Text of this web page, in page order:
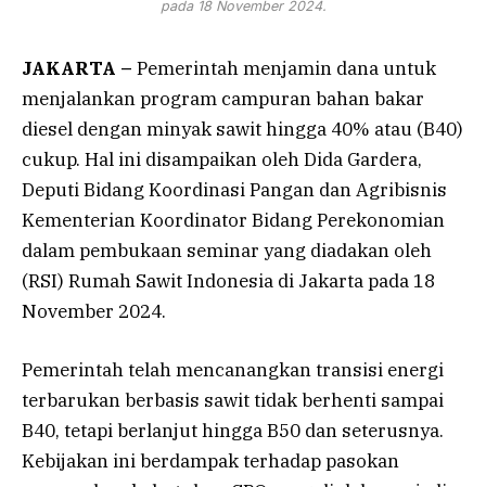
pada 18 November 2024.
JAKARTA – Pemerintah menjamin dana untuk
menjalankan program campuran bahan bakar
diesel dengan minyak sawit hingga 40% atau (B40)
cukup. Hal ini disampaikan oleh Dida Gardera,
Deputi Bidang Koordinasi Pangan dan Agribisnis
Kementerian Koordinator Bidang Perekonomian
dalam pembukaan seminar yang diadakan oleh
(RSI) Rumah Sawit Indonesia di Jakarta pada 18
November 2024.
Pemerintah telah mencanangkan transisi energi
terbarukan berbasis sawit tidak berhenti sampai
B40, tetapi berlanjut hingga B50 dan seterusnya.
Kebijakan ini berdampak terhadap pasokan